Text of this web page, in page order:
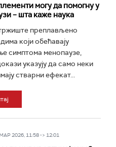
могу да помогну у
– шта каже наука
преплављено
који обећавају
симптома менопаузе,
указују да само неки
стварни ефекат...
2026, 11:58 -> 12:01